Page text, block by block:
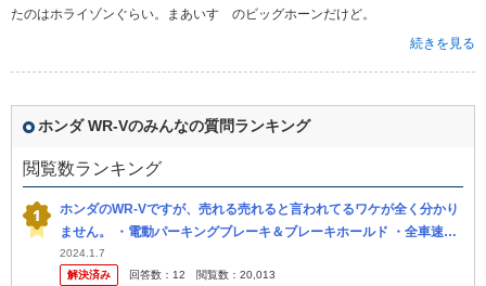
たのはホライゾンぐらい。まあいすゞのビッグホーンだけど。
続きを見る
ホンダ WR-Vのみんなの質問ランキング
閲覧数ランキング
ホンダのWR-Vですが、売れる売れると言われてるワケが全く分かり
ません。 ・電動パーキングブレーキ＆ブレーキホールド ・全車速対
応ACC ・ブラインドスポットモニター 最近では普通車なら当然レ
ベ...
2024.1.7
解決済み
回答数： 12 閲覧数： 20,013